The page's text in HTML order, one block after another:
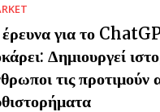
για το
Δημιουργεί
τις προτιμούν